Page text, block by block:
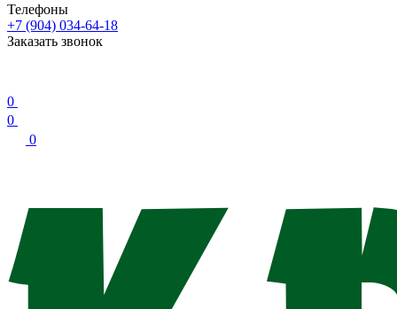
Телефоны
+7 (904) 034-64-18
Заказать звонок
0
0
0